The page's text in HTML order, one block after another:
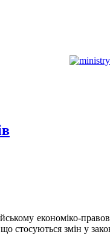
економіко-
змін у